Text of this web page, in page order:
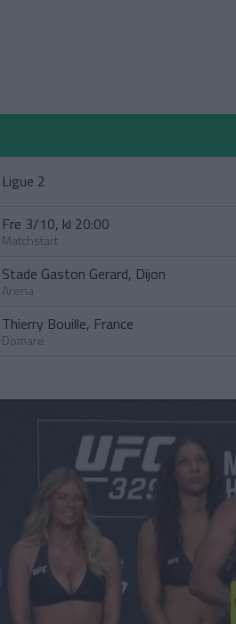
Ligue 2
Fre 3/10, kl 20:00
Matchstart
Stade Gaston Gerard, Dijon
Arena
Thierry Bouille, France
Domare